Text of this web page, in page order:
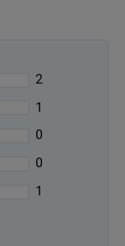
2
1
0
0
1